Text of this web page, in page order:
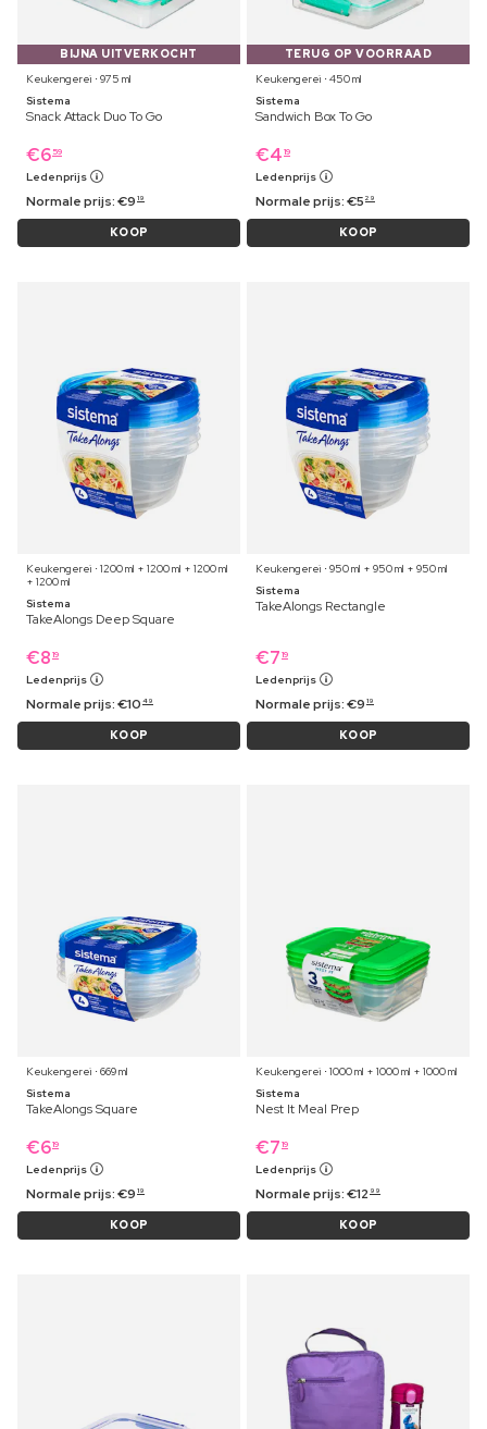
BIJNA UITVERKOCHT
Keukengerei ⋅ 975 ml
Sistema
Snack Attack Duo To Go
€6 59
Ledenprijs
Normale prijs:€9 19
KOOP
TERUG OP VOORRAAD
Keukengerei ⋅ 450 ml
Sistema
Sandwich Box To Go
€4 19
Ledenprijs
Normale prijs:€5 29
KOOP
Keukengerei ⋅ 1200 ml + 1200 ml + 1200 ml
+ 1200 ml
Sistema
TakeAlongs Deep Square
€8 19
Ledenprijs
Normale prijs:€10 49
KOOP
Keukengerei ⋅ 950 ml + 950 ml + 950 ml
Sistema
TakeAlongs Rectangle
€7 19
Ledenprijs
Normale prijs:€9 19
KOOP
Keukengerei ⋅ 669 ml
Sistema
TakeAlongs Square
€619
Ledenprijs
Normale prijs:€9 19
KOOP
Keukengerei ⋅ 1000 ml + 1000 ml + 1000 ml
Sistema
Nest It Meal Prep
€7 19
Ledenprijs
Normale prijs:€12 99
KOOP